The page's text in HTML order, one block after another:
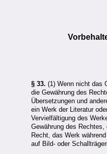
§ 33. (1) Wenn nicht das
die Gewährung des
Übersetzungen und
ein Werk der Literatur
Vervielfältigung des
Gewährung des
Recht, das Werk
auf Bild- oder